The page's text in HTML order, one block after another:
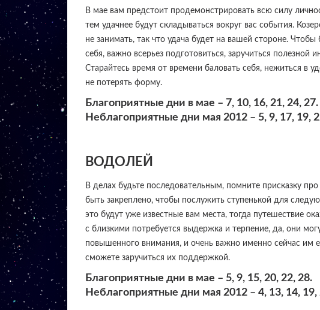
В мае вам предстоит продемонстрировать всю силу
тем удачнее будут складываться вокруг вас события.
не занимать, так что удача будет на вашей стороне.
себя, важно всерьез подготовиться, заручиться
Старайтесь время от времени баловать себя, нежиться в
не потерять форму.
Благоприятные дни в мае – 7, 10, 16, 21, 24, 27.
Неблагоприятные дни мая 2012 – 5, 9, 17, 19,
ВОДОЛЕЙ
В делах будьте последовательным, помните присказку
быть закреплено, чтобы послужить ступенькой для
это будут уже известные вам места, тогда путешествие
с близкими потребуется выдержка и терпение, да, они
повышенного внимания, и очень важно именно сейчас им
сможете заручиться их поддержкой.
Благоприятные дни в мае – 5, 9, 15, 20, 22, 28.
Неблагоприятные дни мая 2012 – 4, 13, 14, 19,